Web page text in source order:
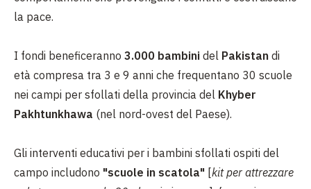
la pace.
I fondi beneficeranno 3.000 bambini del Pakistan di
età compresa tra 3 e 9 anni che frequentano 30 scuole
nei campi per sfollati della provincia del Khyber
Pakhtunkhawa (nel nord-ovest del Paese).
Gli interventi educativi per i bambini sfollati ospiti del
campo includono "scuole in scatola" [kit per attrezzare